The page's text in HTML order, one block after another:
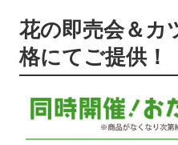
花の即売会＆カ
格にてご提供！